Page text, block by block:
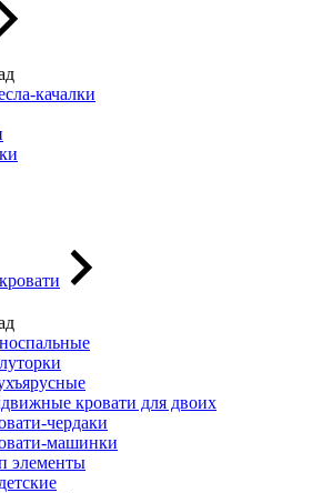
качалки
кровати для двоих
чердаки
машинки
элементы